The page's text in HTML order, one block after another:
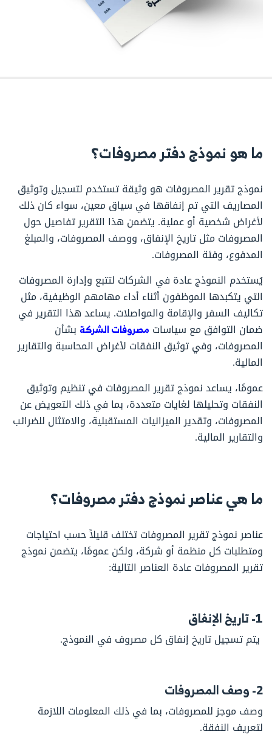
ما هو نموذج دفتر مصروفات؟
نموذج تقرير المصروفات هو وثيقة تستخدم لتسجيل وتوثيق
المصاريف التي تم إنفاقها في سياق معين، سواء كان ذلك
لأغراض شخصية أو عملية. يتضمن هذا التقرير تفاصيل حول
المصروفات مثل تاريخ الإنفاق، ووصف المصروفات، والمبلغ
المدفوع، وفئة المصروفات.
يُستخدم النموذج عادة في الشركات لتتبع وإدارة المصروفات
التي يتكبدها الموظفون أثناء أداء مهامهم الوظيفية، مثل
تكاليف السفر والإقامة والمواصلات. يساعد هذا التقرير في
ضمان التوافق مع سياسات مصروفات الشركة بشأن
المصروفات، وفي توثيق النفقات لأغراض المحاسبة والتقارير
المالية.
عمومًا، يساعد نموذج تقرير المصروفات في تنظيم وتوثيق
النفقات وتحليلها لغايات متعددة، بما في ذلك التعويض عن
المصروفات، وتقدير الميزانيات المستقبلية، والامتثال للضرائب
والتقارير المالية.
ما هي عناصرنموذج دفتر مصروفات؟
عناصر نموذج تقرير المصروفات تختلف قليلاً حسب احتياجات
ومتطلبات كل منظمة أو شركة، ولكن عمومًا، يتضمن نموذج
تقرير المصروفات عادة العناصر التالية:
1- تاريخ الإنفاق
يتم تسجيل تاريخ إنفاق كل مصروف في النموذج.
2- وصف المصروفات
وصف موجز للمصروفات، بما في ذلك المعلومات اللازمة
لتعريف النفقة.